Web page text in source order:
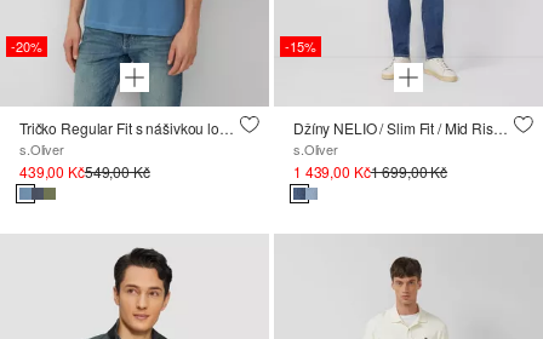
-20%
Tričko Regular Fit s nášivkou loga a sepraným efektem
s.Oliver
439,00 Kč549,00 Kč
-15%
Džíny NELIO / Slim Fit / Mid Rise / Slim Leg
s.Oliver
1 439,00 Kč1 699,00 Kč